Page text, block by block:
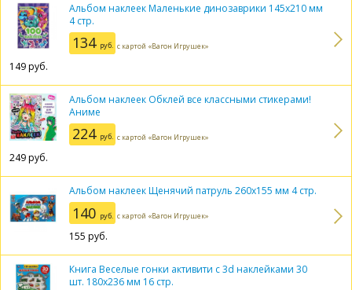
Альбом наклеек Маленькие динозаврики 145х210 мм
4 стр.
134 руб. с картой «Вагон Игрушек»
149руб.
Альбом наклеек Обклей все классными стикерами!
Аниме
224 руб. с картой «Вагон Игрушек»
249руб.
Альбом наклеек Щенячий патруль 260х155 мм 4 стр.
140 руб. с картой «Вагон Игрушек»
155 руб.
Книга Веселые гонки активити с 3d наклейками 30
шт. 180х236 мм 16 стр.